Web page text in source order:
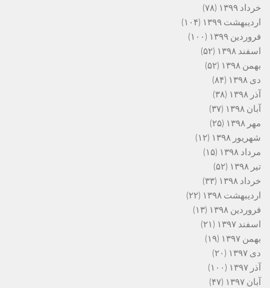
خرداد ۱۳۹۹
(۷۸)
اردیبهشت ۱۳۹۹
(۱۰۴)
فروردین ۱۳۹۹
(۱۰۰)
اسفند ۱۳۹۸
(۵۲)
بهمن ۱۳۹۸
(۵۲)
دی ۱۳۹۸
(۸۴)
آذر ۱۳۹۸
(۳۸)
آبان ۱۳۹۸
(۳۷)
مهر ۱۳۹۸
(۲۵)
شهریور ۱۳۹۸
(۱۲)
مرداد ۱۳۹۸
(۱۵)
تیر ۱۳۹۸
(۵۲)
خرداد ۱۳۹۸
(۳۳)
اردیبهشت ۱۳۹۸
(۲۲)
فروردین ۱۳۹۸
(۱۳)
اسفند ۱۳۹۷
(۲۱)
بهمن ۱۳۹۷
(۱۹)
دی ۱۳۹۷
(۲۰)
آذر ۱۳۹۷
(۱۰۰)
آبان ۱۳۹۷
(۴۷)